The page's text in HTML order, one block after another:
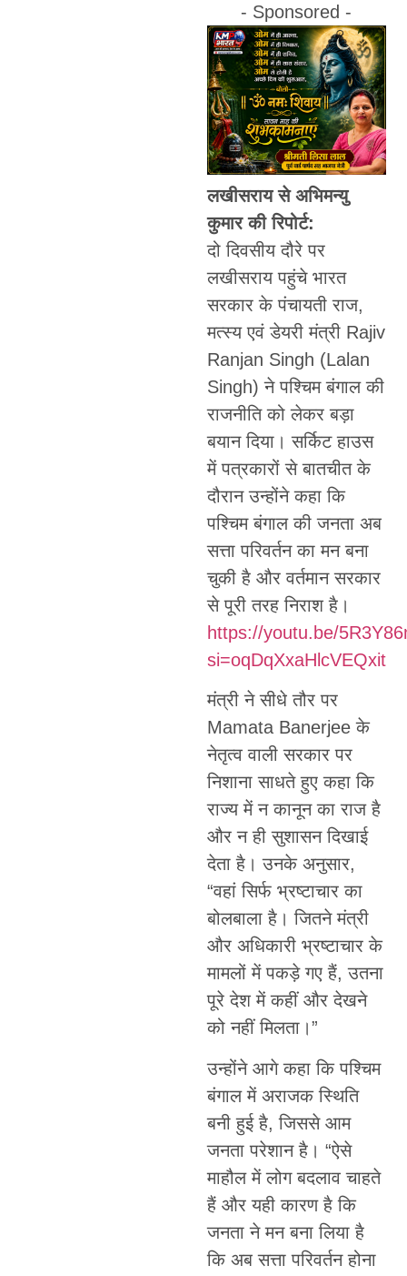
- Sponsored -
लखीसराय से अभिमन्यु
कुमार की रिपोर्ट:
दो दिवसीय दौरे पर
लखीसराय पहुंचे भारत
सरकार के पंचायती राज,
मत्स्य एवं डेयरी मंत्री Rajiv
Ranjan Singh (Lalan
Singh) ने पश्चिम बंगाल की
राजनीति को लेकर बड़ा
बयान दिया। सर्किट हाउस
में पत्रकारों से बातचीत के
दौरान उन्होंने कहा कि
पश्चिम बंगाल की जनता अब
सत्ता परिवर्तन का मन बना
चुकी है और वर्तमान सरकार
से पूरी तरह निराश है।
https://youtu.be/
si=oqDqXxaHlcVEQxit
मंत्री ने सीधे तौर पर
Mamata Banerjee के
नेतृत्व वाली सरकार पर
निशाना साधते हुए कहा कि
राज्य में न कानून का राज है
और न ही सुशासन दिखाई
देता है। उनके अनुसार,
“वहां सिर्फ भ्रष्टाचार का
बोलबाला है। जितने मंत्री
और अधिकारी भ्रष्टाचार के
मामलों में पकड़े गए हैं, उतना
पूरे देश में कहीं और देखने
को नहीं मिलता।”
उन्होंने आगे कहा कि पश्चिम
बंगाल में अराजक स्थिति
बनी हुई है, जिससे आम
जनता परेशान है। “ऐसे
माहौल में लोग बदलाव चाहते
हैं और यही कारण है कि
जनता ने मन बना लिया है
कि अब सत्ता परिवर्तन होना